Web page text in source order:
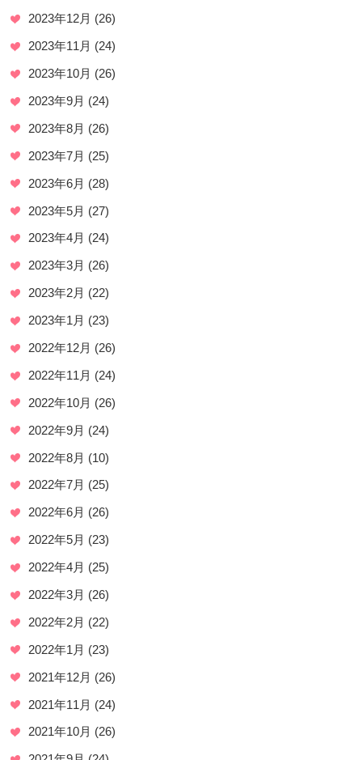
2023年12月 (26)
2023年11月 (24)
2023年10月 (26)
2023年9月 (24)
2023年8月 (26)
2023年7月 (25)
2023年6月 (28)
2023年5月 (27)
2023年4月 (24)
2023年3月 (26)
2023年2月 (22)
2023年1月 (23)
2022年12月 (26)
2022年11月 (24)
2022年10月 (26)
2022年9月 (24)
2022年8月 (10)
2022年7月 (25)
2022年6月 (26)
2022年5月 (23)
2022年4月 (25)
2022年3月 (26)
2022年2月 (22)
2022年1月 (23)
2021年12月 (26)
2021年11月 (24)
2021年10月 (26)